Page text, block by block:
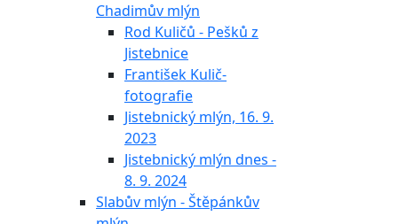
Chadimův mlýn
Rod Kuličů - Pešků z
Jistebnice
František Kulič-
fotografie
Jistebnický mlýn, 16. 9.
2023
Jistebnický mlýn dnes -
8. 9. 2024
Slabův mlýn - Štěpánkův